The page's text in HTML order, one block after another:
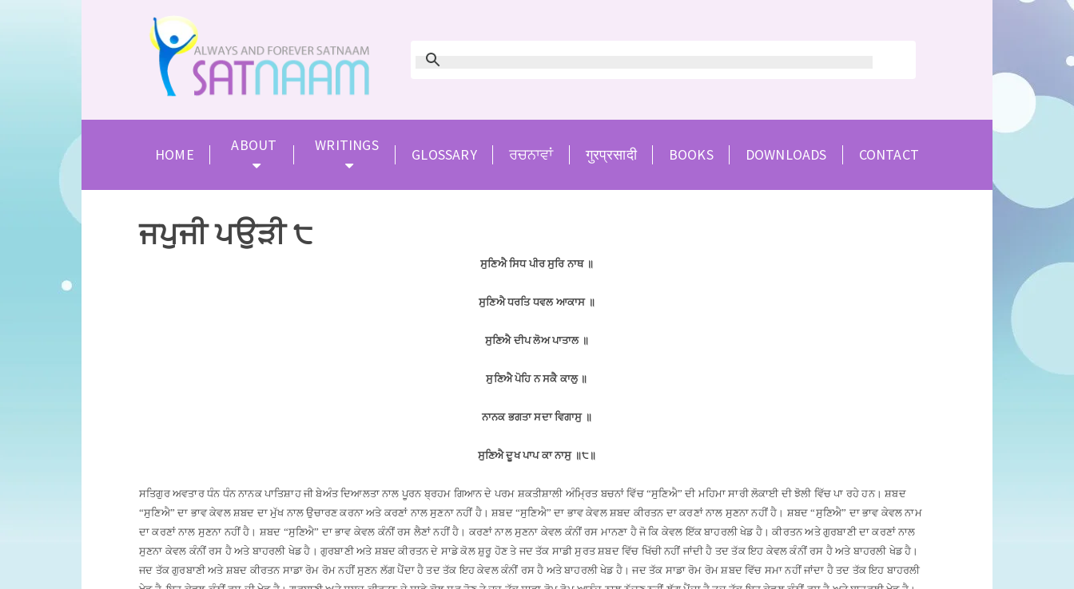
HOME
ABOUT WRITINGS
GLOSSARY ਰਚਨਾਵਾਂ गुरप्रसादी BOOKS DOWNLOADS CONTACT
ਜਪੁਜੀ ਪਉੜੀ ੮
ਸੁਣਿਐ ਸਿਧ ਪੀਰ ਸੁਰਿ ਨਾਥ ॥
ਸੁਣਿਐ ਧਰਤਿ ਧਵਲ ਆਕਾਸ ॥
ਸੁਣਿਐ ਦੀਪ ਲੋਅ ਪਾਤਾਲ ॥
ਸੁਣਿਐ ਪੋਹਿ ਨ ਸਕੈ ਕਾਲੁ ॥
ਨਾਨਕ ਭਗਤਾ ਸਦਾ ਵਿਗਾਸੁ ॥
ਸੁਣਿਐ ਦੂਖ ਪਾਪ ਕਾ ਨਾਸੁ ॥੮ ॥
ਸਤਿਗੁਰ ਅਵਤਾਰ ਧੰਨ ਧੰਨ ਨਾਨਕ ਪਾਤਿਸ਼ਾਹ ਜੀ ਬੇਅੰਤ ਦਿਆਲਤਾ ਨਾਲ ਪੂਰਨ ਬ੍ਰਹਮ ਗਿਆਨ ਦੇ ਪਰਮ ਸ਼ਕਤੀਸ਼ਾਲੀ ਅੰਮ੍ਰਿਤ ਬਚਨਾਂ ਵਿੱਚ “ਸੁਣਿਐ” ਦੀ ਮਹਿਮਾ ਸਾਰੀ ਲੋਕਾਈ ਦੀ ਝੋਲੀ ਵਿੱਚ ਪਾ ਰਹੇ ਹਨ।ਸ਼ਬਦ
“ਸੁਣਿਐ” ਦਾ ਭਾਵ ਕੇਵਲ ਸ਼ਬਦ ਦਾ ਮੁੱਖ ਨਾਲ ਉਚਾਰਣ ਕਰਨਾ ਅਤੇ ਕਰਣਾਂ ਨਾਲ ਸੁਣਨਾ ਨਹੀਂ ਹੈ।ਸ਼ਬਦ “ਸੁਣਿਐ” ਦਾ ਭਾਵ ਕੇਵਲ ਸ਼ਬਦ ਕੀਰਤਨ ਦਾ ਕਰਣਾਂ ਨਾਲ ਸੁਣਨਾ ਨਹੀਂ ਹੈ । ਸ਼ਬਦ “ਸੁਣਿਐ” ਦਾ ਭਾਵ ਕੇਵਲ ਨਾਮ
ਦਾ ਕਰਣਾਂ ਨਾਲ ਸੁਣਨਾ ਨਹੀਂ ਹੈ । ਸ਼ਬਦ “ਸੁਣਿਐ” ਦਾ ਭਾਵ ਕੇਵਲ ਕੰਨੀਂ ਰਸ ਲੈਣਾਂ ਨਹੀਂ ਹੈ । ਕਰਣਾਂ ਨਾਲ ਸੁਣਨਾ ਕੇਵਲ ਕੰਨੀਂ ਰਸ ਮਾਨਣਾ ਹੈ ਜੋ ਕਿ ਕੇਵਲ ਇੱਕ ਬਾਹਰਲੀ ਖੇਡ ਹੈ ।ਕੀਰਤਨ ਅਤੇ ਗੁਰਬਾਣੀ ਦਾ ਕਰਣਾਂ ਨਾਲ
ਸੁਣਨਾ ਕੇਵਲ ਕੰਨੀਂ ਰਸ ਹੈ ਅਤੇ ਬਾਹਰਲੀ ਖੇਡ ਹੈ ।ਗੁਰਬਾਣੀ ਅਤੇ ਸ਼ਬਦ ਕੀਰਤਨ ਦੇ ਸਾਡੇ ਕੋਲ ਸ਼ੁਰੂ ਹੋਣ ਤੇ ਜਦ ਤੱਕ ਸਾਡੀ ਸੁਰਤ ਸ਼ਬਦ ਵਿੱਚ ਖਿੱਚੀ ਨਹੀਂ ਜਾਂਦੀ ਹੈ ਤਦ ਤੱਕ ਇਹ ਕੇਵਲ ਕੰਨੀਂ ਰਸ ਹੈ ਅਤੇ ਬਾਹਰਲੀ ਖੇਡ ਹੈ ।
ਜਦ ਤੱਕ ਗੁਰਬਾਣੀ ਅਤੇ ਸ਼ਬਦ ਕੀਰਤਨ ਸਾਡਾ ਰੋਮ ਰੋਮ ਨਹੀਂ ਸੁਣਨ ਲੱਗ ਪੈਂਦਾ ਹੈ ਤਦ ਤੱਕ ਇਹ ਕੇਵਲ ਕੰਨੀਂ ਰਸ ਹੈ ਅਤੇ ਬਾਹਰਲੀ ਖੇਡ ਹੈ ।ਜਦ ਤੱਕ ਸਾਡਾ ਰੋਮ ਰੋਮ ਸ਼ਬਦ ਵਿੱਚ ਸਮਾ ਨਹੀਂ ਜਾਂਦਾ ਹੈ ਤਦ ਤੱਕ ਇਹ ਬਾਹਰਲੀ